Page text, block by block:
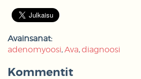
Avainsanat:
adenomyoosi Ava diagnoosi
Kommentit